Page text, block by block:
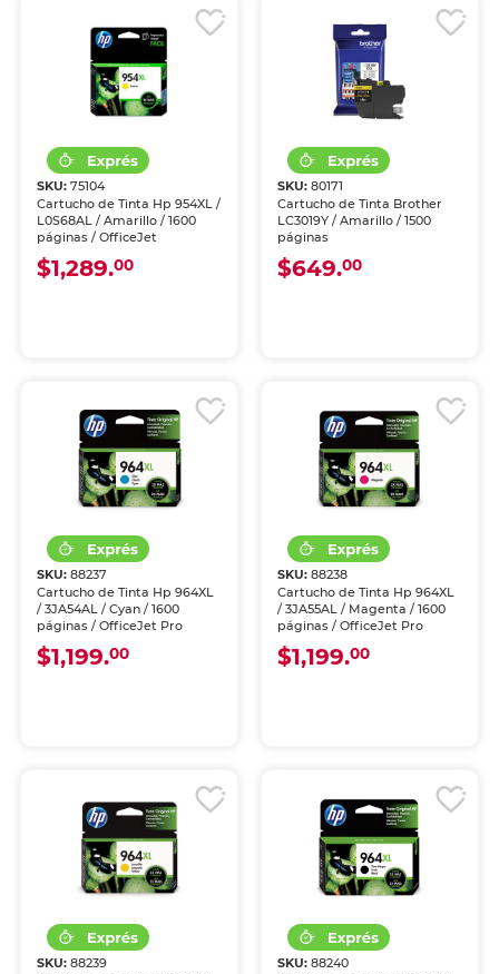
SKU:75104
Cartucho de Tinta Hp 954XL /
L0S68AL / Amarillo / 1600
páginas / OfficeJet
$1,289.00
SKU: 80171
Cartucho de Tinta Brother
LC3019Y / Amarillo / 1500
páginas
$649.00
SKU:88237
Cartucho de Tinta Hp 964XL
/ 3JA54AL / Cyan / 1600
páginas / OfficeJet Pro
$1,199.00
SKU: 88238
Cartucho de Tinta Hp 964XL
/ 3JA55AL / Magenta / 1600
páginas / OfficeJet Pro
$1,199.00
SKU:88239
SKU: 88240